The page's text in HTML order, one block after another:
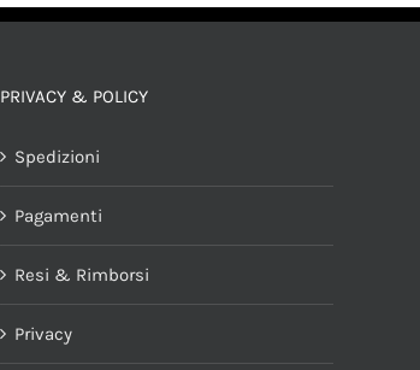
PRIVACY & POLICY
Spedizioni
Pagamenti
Resi & Rimborsi
Privacy